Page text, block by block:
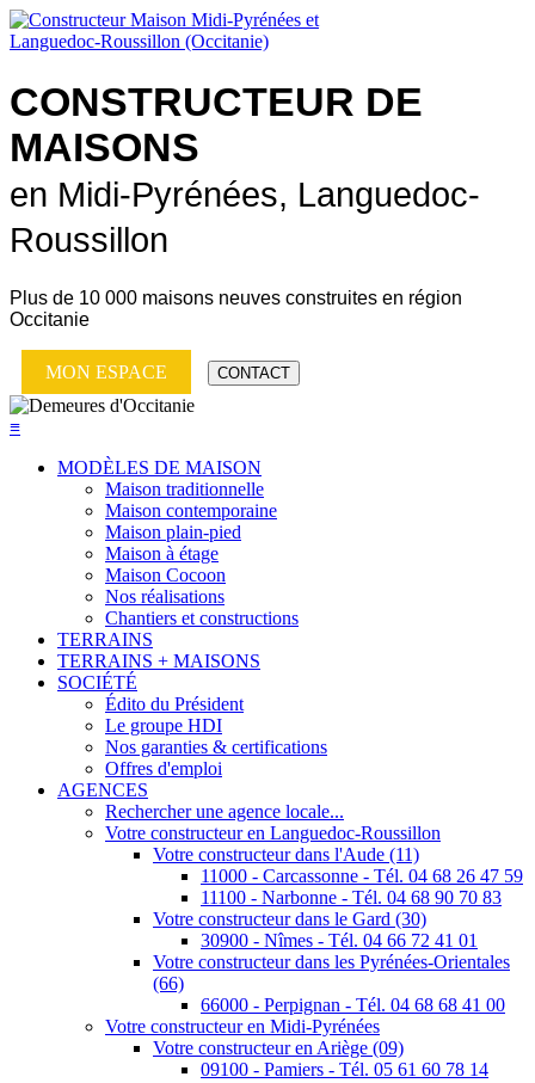
CONSTRUCTEUR DE
MAISONS
en Midi-Pyrénées, Languedoc-
Roussillon
Plus de 10 000 maisons neuves construites en région
Occitanie
MON ESPACE CONTACT
≡
MODÈLES DE MAISON
Maison traditionnelle
Maison contemporaine
Maison plain-pied
Maison à étage
Maison Cocoon
Nos réalisations
Chantiers et constructions
TERRAINS
TERRAINS + MAISONS
SOCIÉTÉ
Édito du Président
Le groupe HDI
Nos garanties & certifications
Offres d'emploi
AGENCES
Rechercher une agence locale...
Votre constructeur en Languedoc-Roussillon
Votre constructeur dans l'Aude (11)
11000 - Carcassonne - Tél. 04 68 26 47 59
11100 - Narbonne - Tél. 04 68 90 70 83
Votre constructeur dans le Gard (30)
30900 - Nîmes - Tél. 04 66 72 41 01
Votre constructeur dans les Pyrénées-Orientales
(66)
66000 - Perpignan - Tél. 04 68 68 41 00
Votre constructeur en Midi-Pyrénées
Votre constructeur en Ariège (09)
09100 - Pamiers - Tél. 05 61 60 78 14